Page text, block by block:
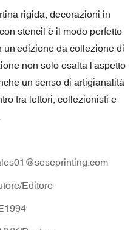
rigida, decorazioni in
stencil è il modo perfetto
un'edizione da collezione di
non solo esalta l'aspetto
un senso di artigianalità
tra lettori, collezionisti e
Editore